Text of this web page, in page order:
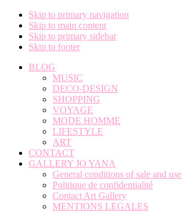
Skip to primary navigation
Skip to main content
Skip to primary sidebar
Skip to footer
BLOG
MUSIC
DECO-DESIGN
SHOPPING
VOYAGE
MODE HOMME
LIFESTYLE
ART
CONTACT
GALLERY JO YANA
General conditions of sale and use
Politique de confidentialité
Contact Art Gallery
MENTIONS LEGALES